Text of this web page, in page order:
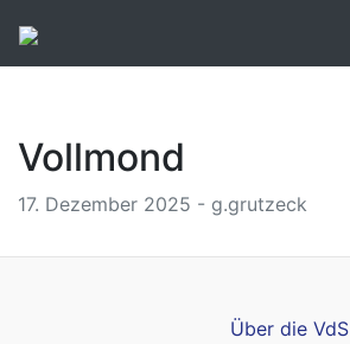
Vollmond
17. Dezember 2025 - g.grutzeck
Über die VdS